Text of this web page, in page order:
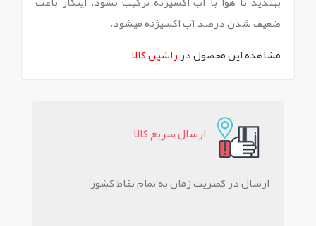
ضعیف شدن درصد آب اکسیژنه میشود.
مشاهده این محصول درراشین کالا
ارسال سريع کالا
ارسال در کمتریت زمان به تمام نقاط کشور